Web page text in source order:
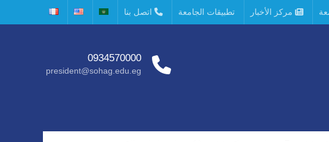
مركز الأخبار تطبيقات الجامعة اتصل بنا
0934570000
president@sohag.edu.eg